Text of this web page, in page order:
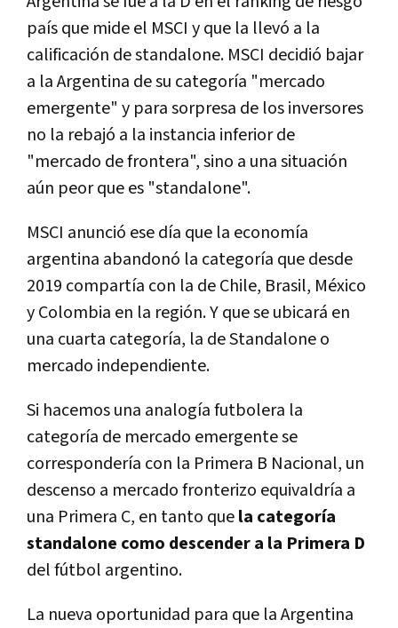
país que mide el MSCI y que la llevó a la
calificación de standalone. MSCI decidió bajar
a la Argentina de su categoría "mercado
emergente" y para sorpresa de los inversores
no la rebajó a la instancia inferior de
"mercado de frontera", sino a una situación
aún peor que es "standalone".
MSCI anunció ese día que la economía
argentina abandonó la categoría que desde
2019 compartía con la de Chile, Brasil, México
y Colombia en la región. Y que se ubicará en
una cuarta categoría, la de Standalone o
mercado independiente.
Si hacemos una analogía futbolera la
categoría de mercado emergente se
correspondería con la Primera B Nacional, un
descenso a mercado fronterizo equivaldría a
una Primera C, en tanto quela categoría
standalone como descender a la Primera D
del fútbol argentino.
La nueva oportunidad para que la Argentina